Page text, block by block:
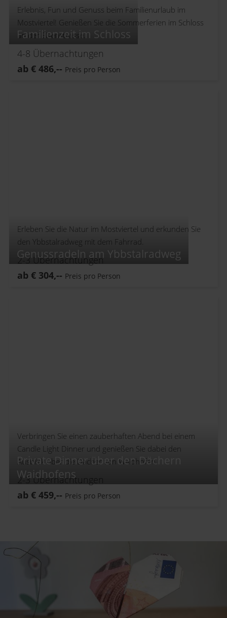
Familienzeit im Schloss
Erlebnis, Fun und Genuss beim Familienurlaub im
Mostviertel! Genießen Sie die Sommerferien im Schloss
an der Eisenstrasse.
4-8 Übernachtungen
ab € 486,-- Preis pro Person
Genussradeln am Ybbstalradweg
Erleben Sie die Natur im Mostviertel und erkunden Sie
den Ybbstalradweg mit dem Fahrrad.
2-3Übernachtungen
ab € 304,-- Preis pro Person
Private Dinner über den Dächern
Waidhofens
Verbringen Sie einen zauberhaften Abend bei einem
Candle Light Dinner und genießen Sie dabei den
Ausblick über die Dächer von Waidhofen.
2-3Übernachtungen
ab € 459,-- Preis pro Person